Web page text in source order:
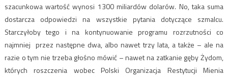
szacunkowa wartość wynosi 1300 miliardów dolarów. No, taka suma
dostarcza odpowiedzi na wszystkie pytania dotyczące szmalcu.
Starczyłoby tego i na kontynuowanie programu rozrzutności co
najmniej przez następne dwa, albo nawet trzy lata, a także – ale na
razie o tym nie trzeba głośno mówić – nawet na zatkanie gęby Żydom,
których roszczenia wobec Polski Organizacja Restytucji Mienia